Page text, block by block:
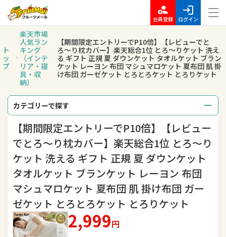
会員登録 ログイン
ト
ッ
プ
楽天市場
人気ラン
キング
（インテ
リア・寝
具・収
納）
【期間限定エントリーでP10倍】【レビューでと
ろ〜り枕カバー】楽天総合1位 とろ〜りケット 洗え
る ギフト 正規 夏 ダウンケット タオルケット ブラン
ケット レーヨン 布団 マシュマロケット 夏布団 肌 掛
け布団 ガーゼケット とろとろケット とろりケット
カテゴリーで探す
総合 レディースファッション
メンズファッション インナー・下着・ナイトウェア
バッグ・小物・ブランド雑貨 靴
ジュエリー・アクセサリー
キッズ・ベビー・マタニティ おもちゃ
【期間限定エントリーでP10倍】【レビュー
でとろ〜り枕カバー】楽天総合1位 とろ〜り
ケット 洗える ギフト 正規 夏 ダウンケット
タオルケット ブランケット レーヨン 布団
マシュマロケット 夏布団 肌 掛け布団 ガー
ゼケット とろとろケット とろりケット
2,999円